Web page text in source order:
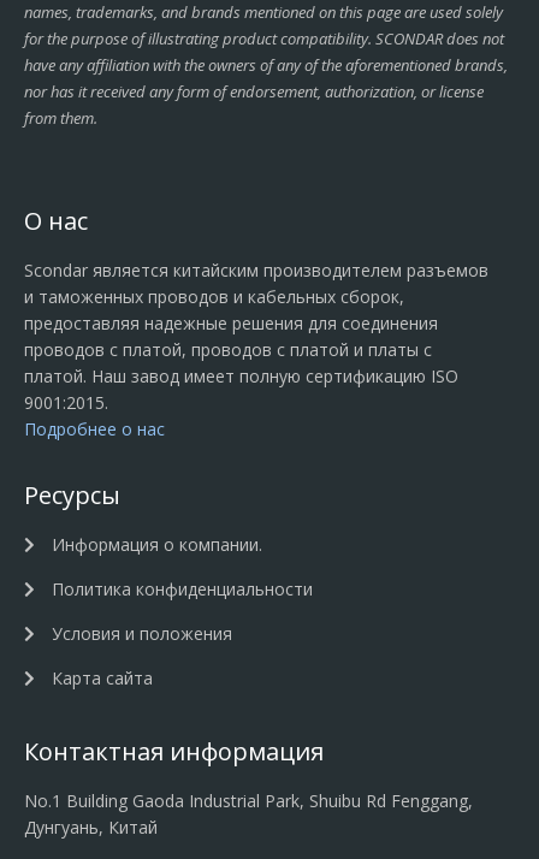
names, trademarks, and brands mentioned on this page are used solely
for the purpose of illustrating product compatibility. SCONDAR does not
have any affiliation with the owners of any of the aforementioned brands,
nor has it received any form of endorsement, authorization, or license
from them.
О нас
Scondar является китайским производителем разъемов
и таможенных проводов и кабельных сборок,
предоставляя надежные решения для соединения
проводов с платой, проводов с платой и платы с
платой. Наш завод имеет полную сертификацию ISO
9001:2015.
Подробнее о нас
Ресурсы
Информация о компании.
Политика конфиденциальности
Условия и положения
Карта сайта
Контактная информация
No.1 Building Gaoda Industrial Park, Shuibu Rd Fenggang,
Дунгуань, Китай